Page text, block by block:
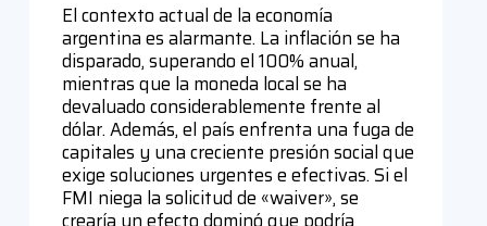
El contexto actual de la economía
argentina es alarmante. La inflación se ha
disparado, superando el 100% anual,
mientras que la moneda local se ha
devaluado considerablemente frente al
dólar. Además, el país enfrenta una fuga de
capitales y una creciente presión social que
exige soluciones urgentes e efectivas. Si el
FMI niega la solicitud de «waiver», se